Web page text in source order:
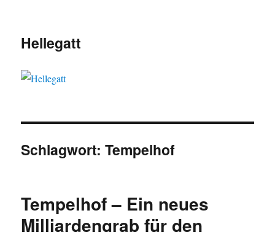
Hellegatt
Schlagwort:Tempelhof
Tempelhof – Ein neues
Milliardengrab für den